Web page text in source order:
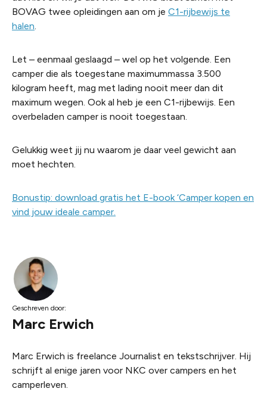
BOVAG twee opleidingen aan om je C1-rijbewijs te
halen.
Let – eenmaal geslaagd – wel op het volgende. Een
camper die als toegestane maximummassa 3.500
kilogram heeft, mag met lading nooit meer dan dit
maximum wegen. Ook al heb je een C1-rijbewijs. Een
overbeladen camper is nooit toegestaan.
Gelukkig weet jij nu waarom je daar veel gewicht aan
moet hechten.
Bonustip: download gratis het E-book ‘Camper kopen en
vind jouw ideale camper.
Geschreven door:
Marc Erwich
Marc Erwich is freelance Journalist en tekstschrijver. Hij
schrijft al enige jaren voor NKC over campers en het
camperleven.